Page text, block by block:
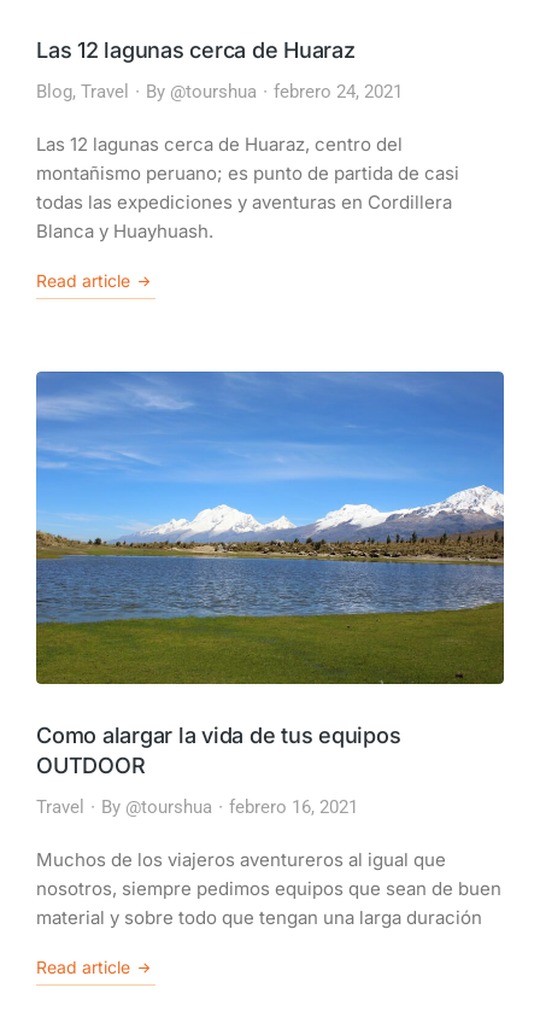
Las 12 lagunas cerca de Huaraz
Blog, Travel By @tourshua febrero 24, 2021
Las 12 lagunas cerca de Huaraz, centro del
montañismo peruano; es punto de partida de casi
todas las expediciones y aventuras en Cordillera
Blanca y Huayhuash.
Read article
Como alargar la vida de tus equipos
OUTDOOR
Travel By @tourshua febrero 16, 2021
Muchos de los viajeros aventureros al igual que
nosotros, siempre pedimos equipos que sean de buen
material y sobre todo que tengan una larga duración
Read article